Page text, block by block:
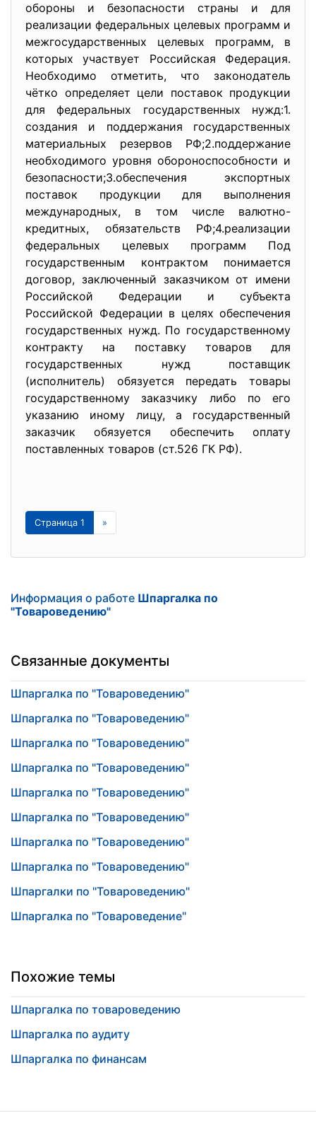
обороны и безопасности страны и для
реализации федеральных целевых программ и
межгосударственных целевых программ, в
которых участвует Российская Федерация.
Необходимо отметить, что законодатель
чётко определяет цели поставок продукции
для федеральных государственных нужд:1.
создания и поддержания государственных
материальных резервов РФ;2.поддержание
необходимого уровня обороноспособности и
безопасности;3.обеспечения экспортных
поставок продукции для выполнения
международных, в том числе валютно-
кредитных, обязательств РФ;4.реализации
федеральных целевых программ Под
государственным контрактом понимается
договор, заключенный заказчиком от имени
Российской Федерации и субъекта
Российской Федерации в целях обеспечения
государственных нужд. По государственному
контракту на поставку товаров для
государственных нужд поставщик
(исполнитель) обязуется передать товары
государственному заказчику либо по его
указанию иному лицу, а государственный
заказчик обязуется обеспечить оплату
поставленных товаров (ст.526 ГК РФ).
Страница 1 »
Информация о работе Шпаргалка по
"Товароведению"
Связанные документы
Шпаргалка по "Товароведению"
Шпаргалка по "Товароведению"
Шпаргалка по "Товароведению"
Шпаргалка по "Товароведению"
Шпаргалка по "Товароведению"
Шпаргалка по "Товароведению"
Шпаргалка по "Товароведению"
Шпаргалка по "Товароведению"
Шпаргалки по "Товароведению"
Шпаргалка по "Товароведение"
Похожие темы
Шпаргалка по товароведению
Шпаргалка по аудиту
Шпаргалка по финансам